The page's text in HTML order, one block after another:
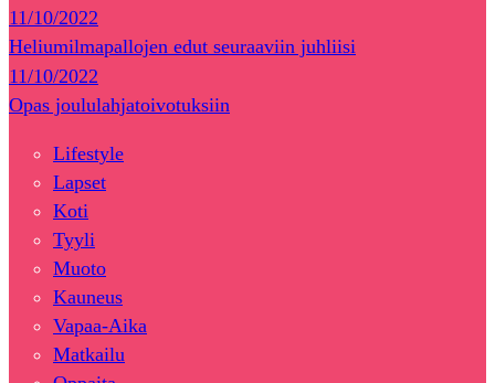
11/10/2022
Heliumilmapallojen edut seuraaviin juhliisi
11/10/2022
Opas joululahjatoivotuksiin
Lifestyle
Lapset
Koti
Tyyli
Muoto
Kauneus
Vapaa-Aika
Matkailu